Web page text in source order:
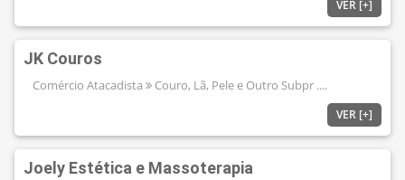
VER [+]
JK Couros
Comércio Atacadista Couro, Lã, Pele e Outro Subpr ....
VER [+]
Joely Estética e Massoterapia